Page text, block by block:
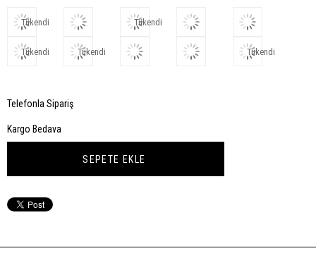
Tükendi Tükendi
Tükendi Tükendi Tükendi
Telefonla Sipariş
Kargo Bedava